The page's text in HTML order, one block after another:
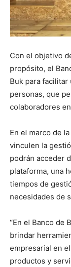
Con el objetivo
propósito, el
Buk para
personas, que
colaboradores
En el marco de
vinculen la
podrán acceder
plataforma, una
tiempos de
necesidades de
“En el Banco de
brindar
empresarial en
productos y